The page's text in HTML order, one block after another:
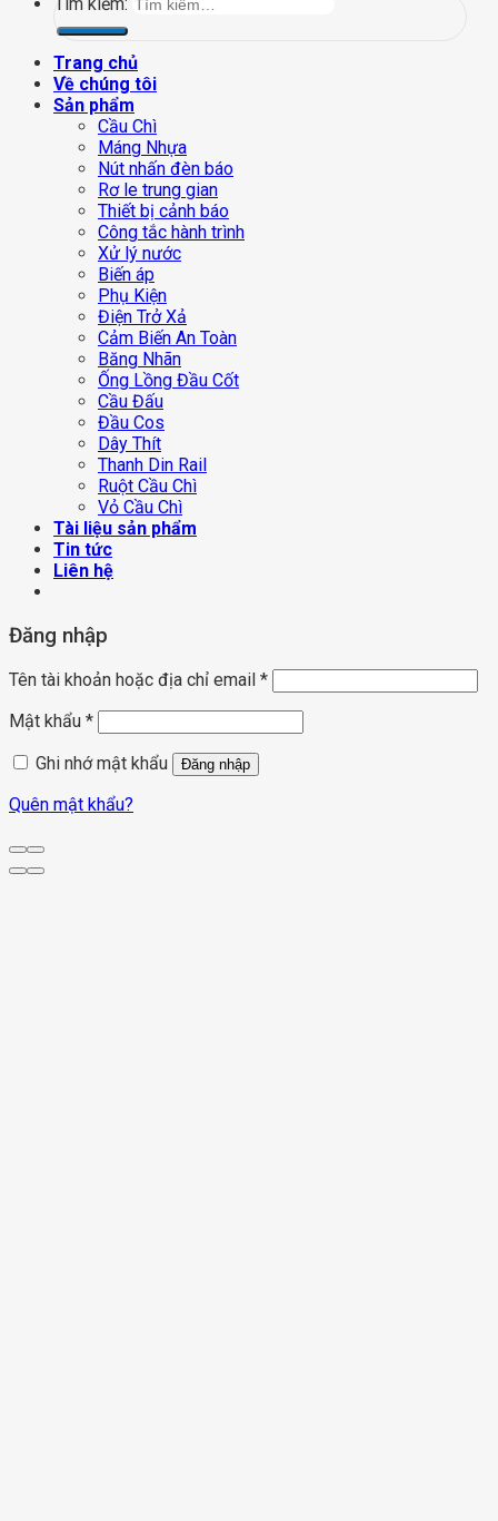
Tìm kiếm:
Trang chủ
Về chúng tôi
Sản phẩm
Cầu Chì
Máng Nhựa
Nút nhấn đèn báo
Rơ le trung gian
Thiết bị cảnh báo
Công tắc hành trình
Xử lý nước
Biến áp
Phụ Kiện
Điện Trở Xả
Cảm Biến An Toàn
Băng Nhãn
Ống Lồng Đầu Cốt
Cầu Đấu
Đầu Cos
Dây Thít
Thanh Din Rail
Ruột Cầu Chì
Vỏ Cầu Chì
Tài liệu sản phẩm
Tin tức
Liên hệ
Đăng nhập
Tên tài khoản hoặc địa chỉ email *
Mật khẩu *
Ghi nhớ mật khẩu
Đăng nhập
Quên mật khẩu?